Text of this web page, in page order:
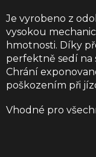
Je vyrobeno z
vysokou
hmotnosti. Díky
perfektně sedí na
Chrání
poškozením při
Vhodné pro